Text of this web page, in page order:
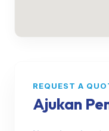
REQUEST A
Ajukan